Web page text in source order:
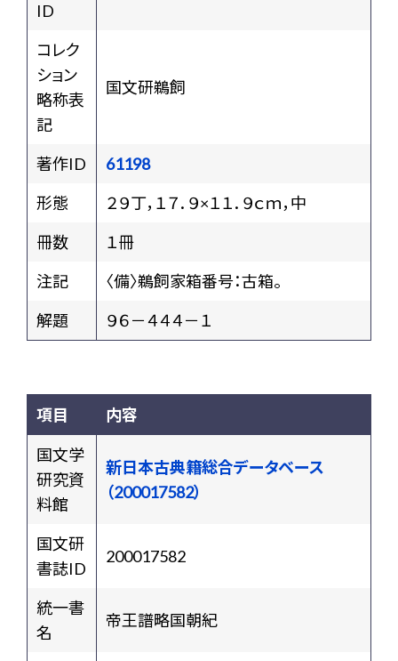
ID
コレク
ション
略称表
記
国文研鵜飼
著作ID
61198
形態
２９丁，１７．９×１１．９ｃｍ，中
冊数
１冊
注記
〈備〉鵜飼家箱番号：古箱。
解題
９６－４４４－１
項目 内容
国文学
研究資
料館
新日本古典籍総合データベース
（200017582）
国文研
書誌ID
200017582
統一書
名
帝王譜略国朝紀